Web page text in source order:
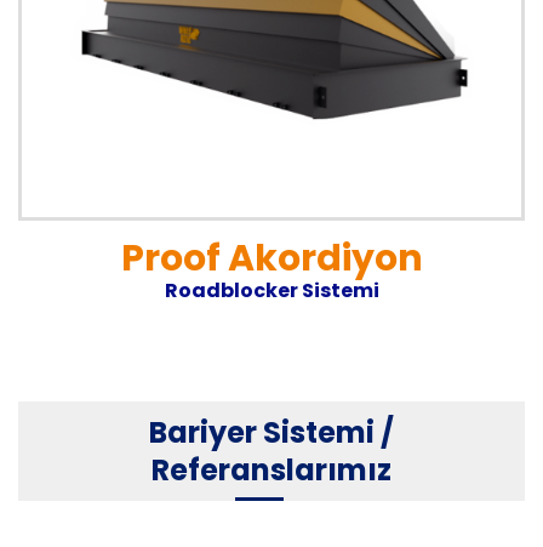
Proof Akordiyon
Roadblocker Sistemi
Bariyer Sistemi /
Referanslarımız